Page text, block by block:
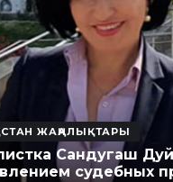
ЖАҢАЛЫҚТАРЫ
Сандугаш
судебных